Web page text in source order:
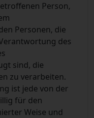
Person,
Personen, die
des
sind, die
zu verarbeiten.
ist jede von der
für den
Weise und